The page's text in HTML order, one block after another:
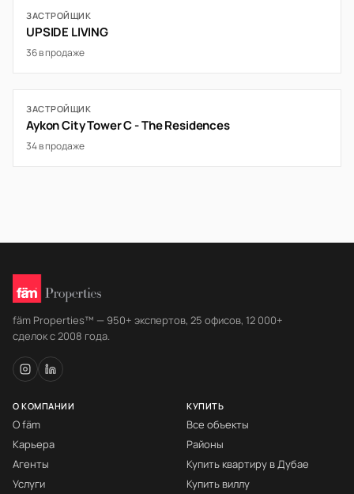
ЗАСТРОЙЩИК
UPSIDE LIVING
36 в продаже
ЗАСТРОЙЩИК
Aykon City Tower C - The Residences
34 в продаже
fäm Properties™ — 950+ экспертов, 25 офисов, 12 000+
сделок с 2008 года.
О КОМПАНИИ
О fäm
Карьера
Агенты
Услуги
КУПИТЬ
Все объекты
Районы
Купить квартиру в Дубае
Купить виллу